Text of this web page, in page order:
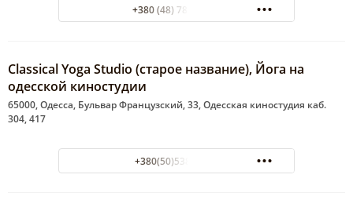
+380 (48) 788-12-00
Classical Yoga Studio (старое название), Йога на
одесской киностудии
65000, Одесса, Бульвар Французский, 33, Одесская киностудия каб.
304, 417
+380(50)538-21-34